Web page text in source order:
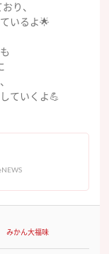
り、
いるよ🌟
ていくよ💪
みかん大福味